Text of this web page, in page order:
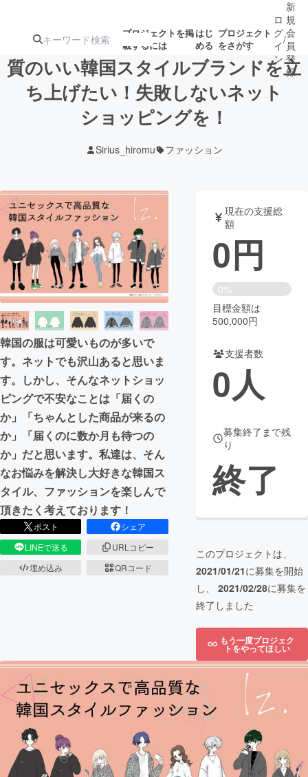
プロジェクトを掲
載するには
はじ
める
プロジェクト
をさがす
注目のリ
注目の新着プロ募集終了が近いプ
ロジェクト
テクノロジー・ガジェット
映像・映画 書籍・雑誌
ビジネス・起業 チャレンジ
まちづくり・地域活性化
CAMPFIRE for Social Good
CAMPFIRE Creation
CAMPFIREふるさと納税
コミュニティ
ロ
グ
イ
ン
/
新
規
会
員
登
録
質のいい韓国スタイルブランドを立
ち上げたい！失敗しないネット
ショッピングを！
Sirius_hiromu ファッション
韓国の服は可愛いものが多いで
す。ネットでも沢山あると思いま
す。しかし、そんなネットショッ
ピングで不安なことは「届くの
か」「ちゃんとした商品が来るの
か」「届くのに数か月も待つの
か」だと思います。私達は、そん
なお悩みを解決し大好きな韓国ス
タイル、ファッションを楽しんで
頂きたく考えております！
ポスト
シェア
LINEで送る
URLコピー
埋め込み
QRコード
現在の支援総
額
0円
0%
目標金額は
500,000円
支援者数
0人
募集終了まで残
り
終了
このプロジェクトは、
2021/01/21に募集を開始
し、 2021/02/28に募集を
終了しました
もう一度プロジェク
トをやってほしい